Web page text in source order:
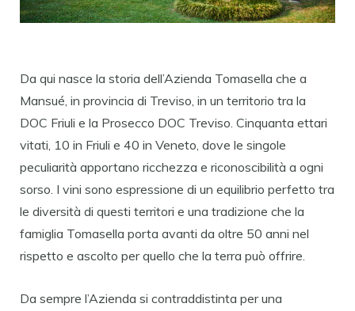
Da qui nasce la storia dell’Azienda Tomasella che a
Mansué, in provincia di Treviso, in un territorio tra la
DOC Friuli e la Prosecco DOC Treviso. Cinquanta ettari
vitati, 10 in Friuli e 40 in Veneto, dove le singole
peculiarità apportano ricchezza e riconoscibilità a ogni
sorso. I vini sono espressione di un equilibrio perfetto tra
le diversità di questi territori e una tradizione che la
famiglia Tomasella porta avanti da oltre 50 anni nel
rispetto e ascolto per quello che la terra può offrire.
Da sempre l’Azienda si contraddistinta per una